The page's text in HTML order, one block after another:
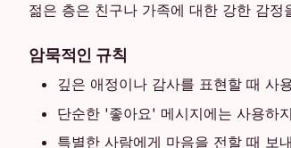
젊은 층은 친구나 가족에 대한 강한 감
암묵적인 규칙
깊은 애정이나 감사를 표현할 때 사
단순한 '좋아요' 메시지에는 사용하
특별한 사람에게 마음을 전할 때 보